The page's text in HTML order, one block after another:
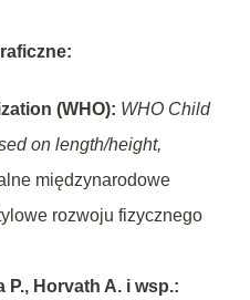
(WHO): WHO Child
on length/height,
międzynarodowe
rozwoju fizycznego
P., Horvath A. i wsp.: